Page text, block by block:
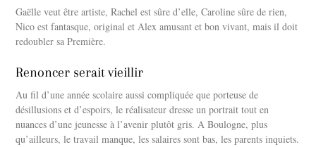
Gaëlle veut être artiste, Rachel est sûre d’elle, Caroline sûre de rien,
Nico est fantasque, original et Alex amusant et bon vivant, mais il doit
redoubler sa Première.
Renoncer serait vieillir
Au fil d’une année scolaire aussi compliquée que porteuse de
désillusions et d’espoirs, le réalisateur dresse un portrait tout en
nuances d’une jeunesse à l’avenir plutôt gris. A Boulogne, plus
qu’ailleurs, le travail manque, les salaires sont bas, les parents inquiets.